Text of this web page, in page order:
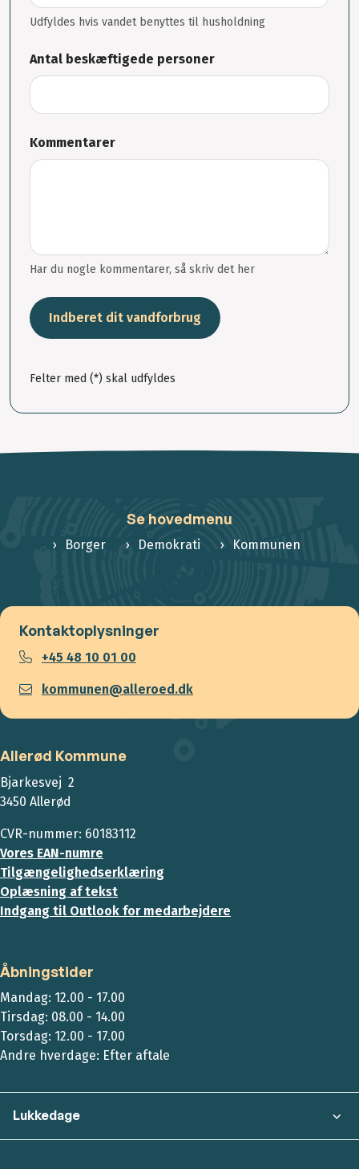
Udfyldes hvis vandet benyttes til husholdning
Antal beskæftigede personer
Kommentarer
Har du nogle kommentarer, så skriv det her
Indberet dit vandforbrug
Felter med (*) skal udfyldes
Se hovedmenu
Borger Demokrati Kommunen
Kontaktoplysninger
+45 48 10 01 00
kommunen@alleroed.dk
Allerød Kommune
Bjarkesvej 2
3450 Allerød
CVR-nummer: 60183112
Vores EAN-numre
Tilgængelighedserklæring
Oplæsning af tekst
Indgang til Outlook for medarbejdere
Åbningstider
Mandag: 12.00 - 17.00
Tirsdag: 08.00 - 14.00
Torsdag: 12.00 - 17.00
Andre hverdage: Efter aftale
Lukkedage